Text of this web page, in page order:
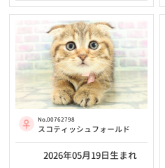
No.00762798
スコティッシュフォールド
2026年05月19日生まれ